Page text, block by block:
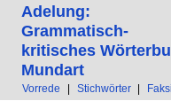
Adelung:
Grammatisch-
kritisches
Mundart
Vorrede Stichwörter